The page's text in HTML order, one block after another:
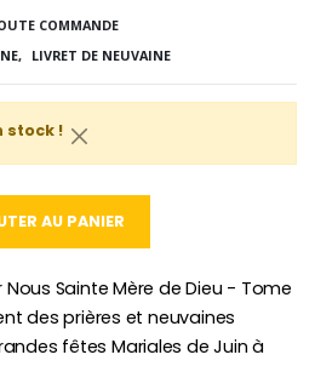
COMMANDE
LIVRET DE NEUVAINE
stock !
AU PANIER
Nous Sainte Mère de Dieu - Tome
des prières et neuvaines
fêtes Mariales de Juin à